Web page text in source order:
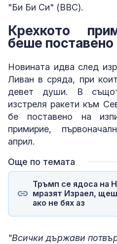
"Би Би Си" (BBC).
Крехкото
беше поставено
Новината идва след
Ливан в сряда, при
девет души. В
изстреля ракети към
бе поставено на
примирие,
април.
Още по темата
Тръмп се ядоса на
мразят Израел,
ако не бях аз
"Всички държави